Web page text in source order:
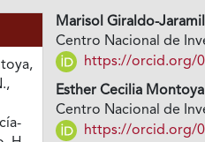
Marisol Giraldo-
Centro Nacional de
https://orcid.org/
Esther Cecilia Montoya
Centro Nacional de
https://orcid.org/